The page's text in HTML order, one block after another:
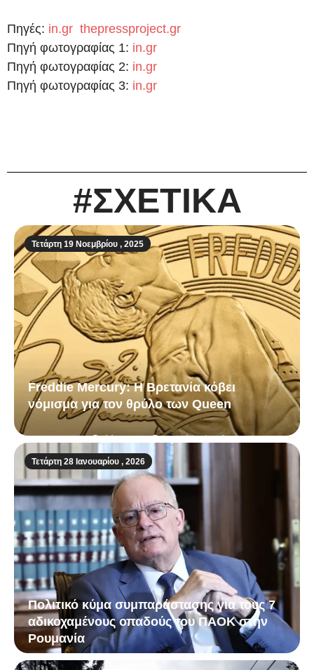
Πηγές: in.gr thepressproject.gr
Πηγή φωτογραφίας 1: in.gr
Πηγή φωτογραφίας 2: in.gr
Πηγή φωτογραφίας 3: in.gr
#ΣΧΕΤΙΚΑ
Τετάρτη 19 Νοεμβρίου , 2025
Freddie Mercury: Η Βρετανία κόβει
νόμισμα για τον θρύλο των Queen
Τετάρτη 28 Ιανουαρίου , 2026
Πολιτικό κύμα συμπαράστασης για τους 7
αδικοχαμένους οπαδούς του ΠΑΟΚ στην
Ρουμανία